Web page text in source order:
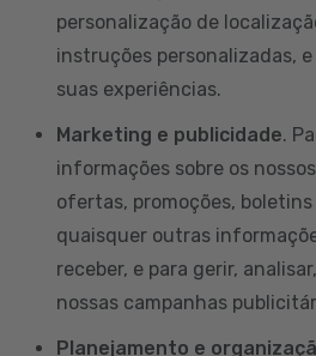
personalização de
instruções personalizadas,
suas experiências.
Marketing e publicidade.
informações sobre os
ofertas, promoções,
quaisquer outras
receber, e para gerir,
nossas campanhas
Planejamento e